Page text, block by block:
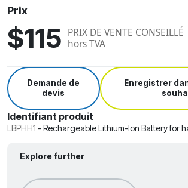
Prix
$115 PRIX DE VENTE CONSEILLÉ
hors TVA
Demande de
devis
Enregistrer
Identifiant produit
LBPHH1 - Rechargeable Lithium-Ion Battery for
Explore further